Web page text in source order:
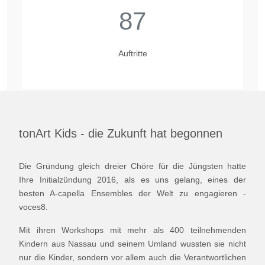
87
Auftritte
tonArt Kids - die Zukunft hat begonnen
Die Gründung gleich dreier Chöre für die Jüngsten hatte
Ihre Initialzündung 2016, als es uns gelang, eines der
besten A-capella Ensembles der Welt zu engagieren -
voces8.
Mit ihren Workshops mit mehr als 400 teilnehmenden
Kindern aus Nassau und seinem Umland wussten sie nicht
nur die Kinder, sondern vor allem auch die Verantwortlichen